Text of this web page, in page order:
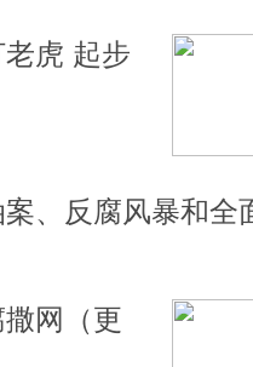
老虎 起步
案、反腐风暴和全
撒网（更